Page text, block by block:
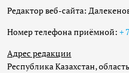
Редактор веб-сайта:
Номер телефона приёмной: +
Адрес редакции
Республика Казахстан,